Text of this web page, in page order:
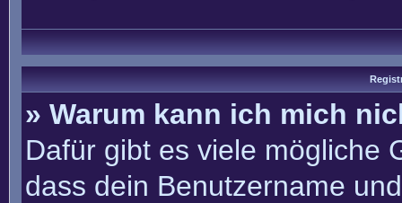
» Warum kann ich mich
Dafür gibt es viele mögliche
dass dein Benutzername